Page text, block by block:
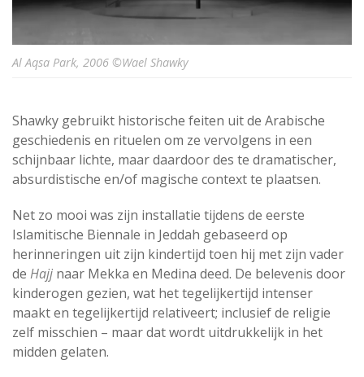
Al Aqsa Park, 2006 ©Wael Shawky
Shawky gebruikt historische feiten uit de Arabische
geschiedenis en rituelen om ze vervolgens in een
schijnbaar lichte, maar daardoor des te dramatischer,
absurdistische en/of magische context te plaatsen.
Net zo mooi was zijn installatie tijdens de eerste
Islamitische Biennale in Jeddah gebaseerd op
herinneringen uit zijn kindertijd toen hij met zijn vader
de Hajj naar Mekka en Medina deed. De belevenis door
kinderogen gezien, wat het tegelijkertijd intenser
maakt en tegelijkertijd relativeert; inclusief de religie
zelf misschien – maar dat wordt uitdrukkelijk in het
midden gelaten.